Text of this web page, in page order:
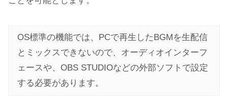
OS標準の機能では、PCで再生したBGMを生配信
とミックスできないので、オーディオインターフ
ェースや、OBS STUDIOなどの外部ソフトで設定
する必要があります。